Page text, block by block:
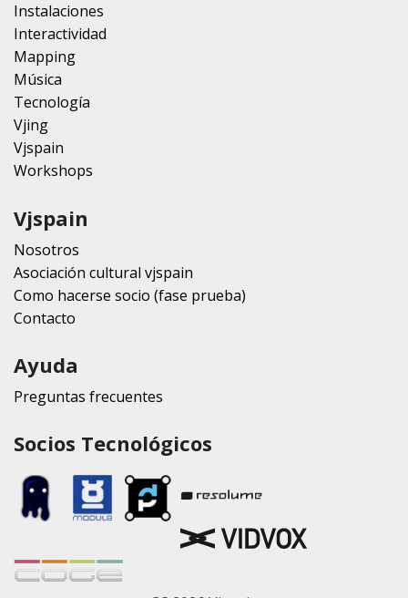
Instalaciones
Interactividad
Mapping
Música
Tecnología
Vjing
Vjspain
Workshops
Vjspain
Nosotros
Asociación cultural vjspain
Como hacerse socio (fase prueba)
Contacto
Ayuda
Preguntas frecuentes
Socios Tecnológicos